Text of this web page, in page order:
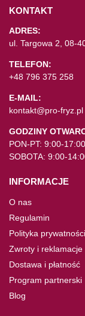
KONTAKT
ADRES:
ul. Targowa 2, 08-
TELEFON:
+48 796 375 258
E-MAIL:
kontakt@pro-fryz.pl
GODZINY
PON-PT: 9:00-17:00
SOBOTA: 9:00-
INFORMACJE
O nas
Regulamin
Polityka prywatności
Zwroty i reklamacje
Dostawa i płatność
Program partnerski
Blog